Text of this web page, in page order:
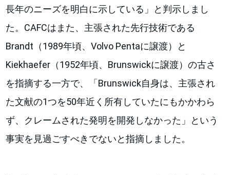
長年のニーズを明白に示している」と判示しまし
た。CAFCはまた、主張された先行技術である
Brandt（1989年頃、Volvo Pentaに譲渡）と
Kiekhaefer（1952年頃、Brunswickに譲渡）の古さ
を指摘する一方で、「Brunswick自身は、主張され
た文献の1つを50年近く所有していたにもかかわら
ず、クレームされた発明を開発しなかった」という
事実を見過ごすべきでないと指摘しました。